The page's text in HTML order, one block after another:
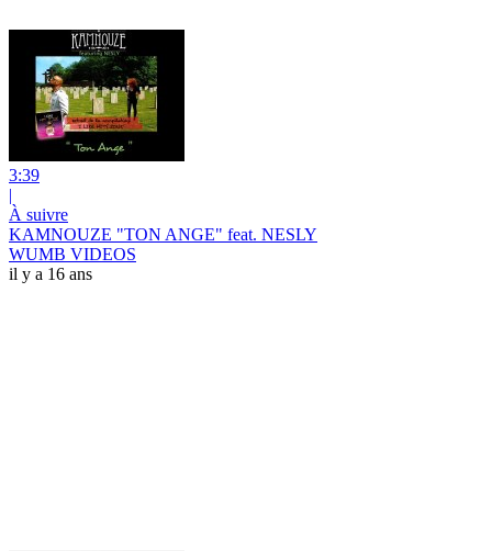
3:39
|
À suivre
KAMNOUZE "TON ANGE" feat. NESLY
WUMB VIDEOS
il y a 16 ans